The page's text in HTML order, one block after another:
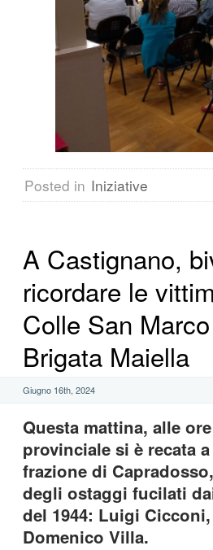
Posted in Iniziative
A Castignano,
ricordare le
Colle San
Brigata Maiella
Giugno 16th, 2024
Questa mattina, alle
provinciale si è recata
frazione di
degli ostaggi fucilati
del 1944: Luigi
Domenico Villa.